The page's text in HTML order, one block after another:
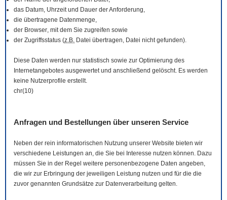
das Datum, Uhrzeit und Dauer der Anforderung,
die übertragene Datenmenge,
der Browser, mit dem Sie zugreifen sowie
der Zugriffsstatus (z.B. Datei übertragen, Datei nicht gefunden).
Diese Daten werden nur statistisch sowie zur Optimierung des
Internetangebotes ausgewertet und anschließend gelöscht. Es werden
keine Nutzerprofile erstellt.
chr(10)
Anfragen und Bestellungen über unseren Service
Neben der rein informatorischen Nutzung unserer Website bieten wir
verschiedene Leistungen an, die Sie bei Interesse nutzen können. Dazu
müssen Sie in der Regel weitere personenbezogene Daten angeben,
die wir zur Erbringung der jeweiligen Leistung nutzen und für die die
zuvor genannten Grundsätze zur Datenverarbeitung gelten.